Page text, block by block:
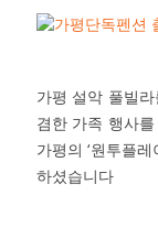
가평 설악 풀빌
겸한 가족 행사
가평의 ‘원투플
하셨습니다